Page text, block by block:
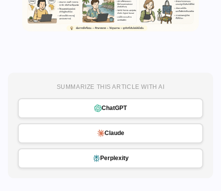
SUMMARIZE THIS ARTICLE WITH AI
ChatGPT
Claude
Perplexity